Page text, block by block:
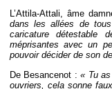
L’Attila-Attali, âme
dans les allées de
caricature détestable
méprisantes avec un
pouvoir décider de son
De Besancenot :« Tu
ouvriers, cela sonne